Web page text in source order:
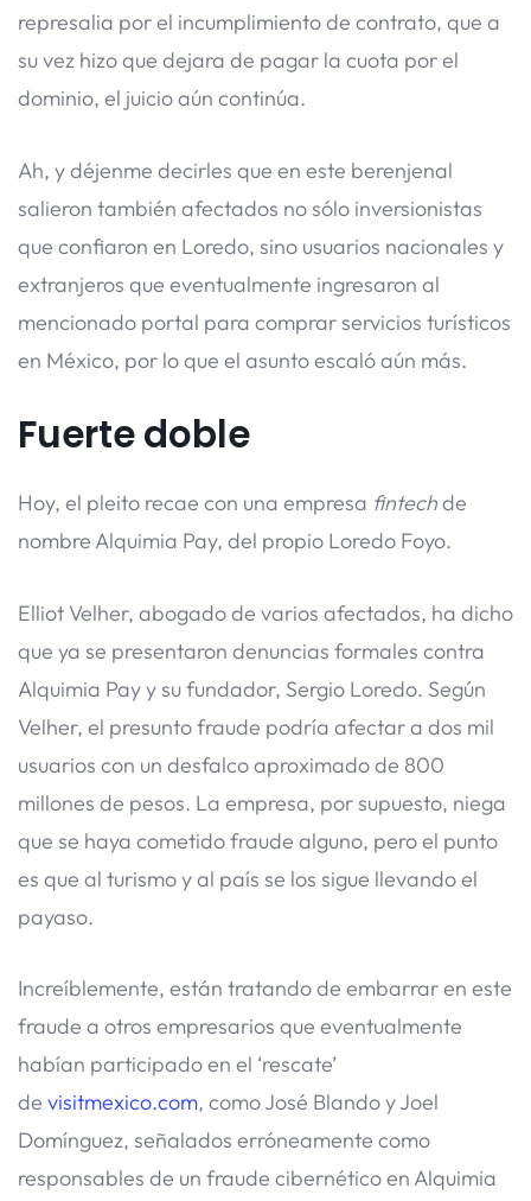
represalia por el incumplimiento de contrato, que a
su vez hizo que dejara de pagar la cuota por el
dominio, el juicio aún continúa.
Ah, y déjenme decirles que en este berenjenal
salieron también afectados no sólo inversionistas
que confiaron en Loredo, sino usuarios nacionales y
extranjeros que eventualmente ingresaron al
mencionado portal para comprar servicios turísticos
en México, por lo que el asunto escaló aún más.
Fuerte doble
Hoy, el pleito recae con una empresa fintechde
nombre Alquimia Pay, del propio Loredo Foyo.
Elliot Velher, abogado de varios afectados, ha dicho
que ya se presentaron denuncias formales contra
Alquimia Pay y su fundador, Sergio Loredo. Según
Velher, el presunto fraude podría afectar a dos mil
usuarios con un desfalco aproximado de 800
millones de pesos. La empresa, por supuesto, niega
que se haya cometido fraude alguno, pero el punto
es que al turismo y al país se los sigue llevando el
payaso.
Increíblemente, están tratando de embarrar en este
fraude a otros empresarios que eventualmente
habían participado en el ‘rescate’
de visitmexico.com, como José Blando y Joel
Domínguez, señalados erróneamente como
responsables de un fraude cibernético en Alquimia